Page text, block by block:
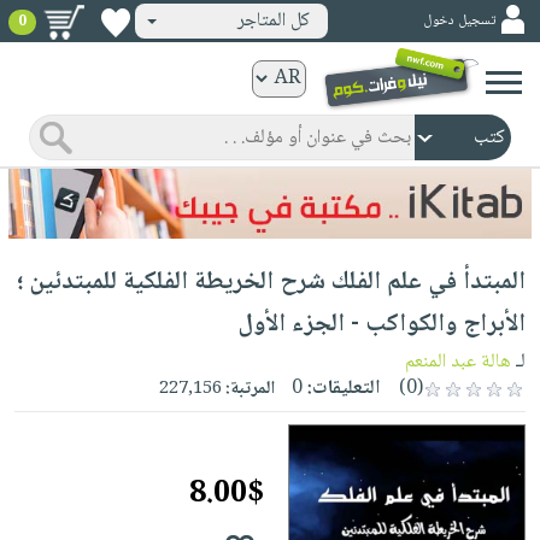
ورقية
المواضيع
صدر
حديثاً
الأكثر
مبيعاً
جوائز
شحن
مخفض
عروض
خاصة
صفحات
مشوقة
كتب
الكترونية
الصفحة
الرئيسية
صدر
حديثاً
الأكثر
مبيعاً
كتب
مجانية
كتب
صوتية
الصفحة
الرئيسية
masmu3
بلا
حدود
أطفال
وناشئة
الصفحة
وسائل
تسجيل دخول كل المتاجر 0
المبتدأ في علم الفلك شرح الخريطة الفلكية للمبتدئين ؛
الأبراج والكواكب - الجزء الأول
لـهالة عبد المنعم
(0)
التعليقات:0 المرتبة:227,156
8.00$